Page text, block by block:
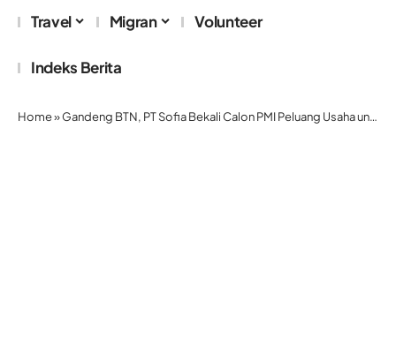
Travel Migran Volunteer
Indeks Berita
Home»Gandeng BTN, PT Sofia Bekali Calon PMI Peluang Usaha untuk Keluarga dan Kredit Rumah